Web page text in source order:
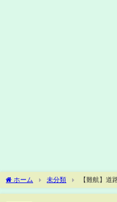
ホーム 未分類
【難航】
吊り上げ時に新たな陥没瞬間映像【